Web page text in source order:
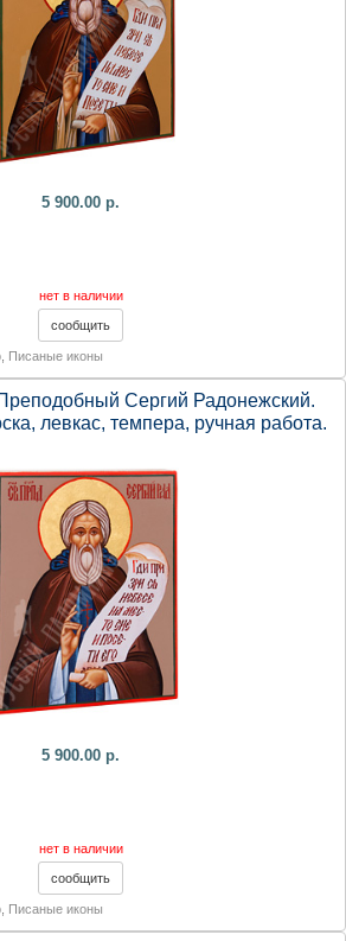
5 900.00 р.
нет в наличии
Писаные иконы
Сергий Радонежский.
левкас, темпера, ручная работа.
5 900.00 р.
нет в наличии
Писаные иконы